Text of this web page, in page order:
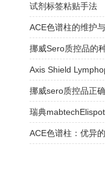
试剂标签粘贴手法
ACE色谱柱的维护
挪威Sero质控品的
Axis Shield
挪威sero质控品正
瑞典
ACE色谱柱：优异